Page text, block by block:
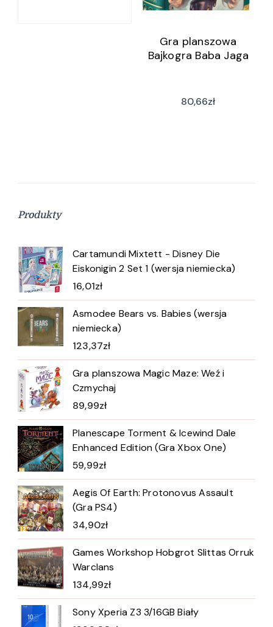
Gra planszowa
Bajkogra Baba Jaga
80,66zł
Produkty
Cartamundi Mixtett - Disney Die
Eiskonigin 2 Set 1 (wersja niemiecka)
16,01zł
Asmodee Bears vs. Babies (wersja
niemiecka)
123,37zł
Gra planszowa Magic Maze: Weź i
Czmychaj
89,99zł
Planescape Torment & Icewind Dale
Enhanced Edition (Gra Xbox One)
59,99zł
Aegis Of Earth: Protonovus Assault
(Gra PS4)
34,90zł
Games Workshop Hobgrot Slittas Orruk
Warclans
134,99zł
Sony Xperia Z3 3/16GB Biały